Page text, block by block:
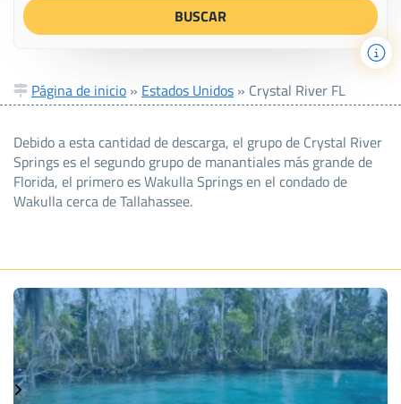
Página de inicio » Estados Unidos » Crystal River FL
Debido a esta cantidad de descarga, el grupo de Crystal River
Springs es el segundo grupo de manantiales más grande de
Florida, el primero es Wakulla Springs en el condado de
Wakulla cerca de Tallahassee.